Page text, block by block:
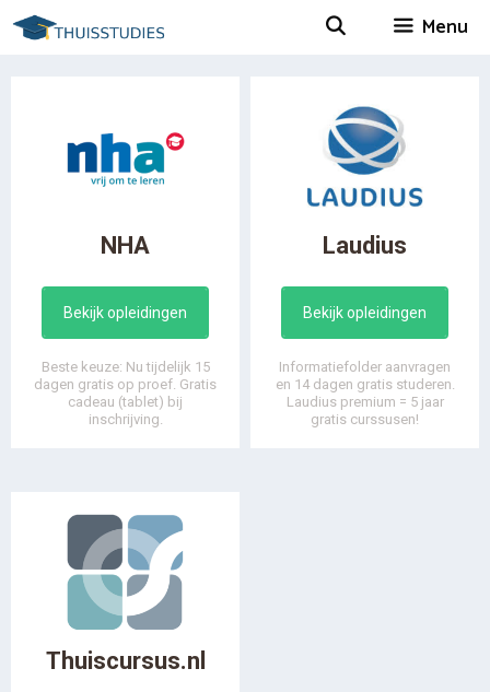
Spring
naar
Menu
NHA
Bekijk opleidingen
Beste keuze: Nu tijdelijk 15
dagen gratis op proef. Gratis
cadeau (tablet) bij
inschrijving.
Laudius
Bekijk opleidingen
Informatiefolder aanvragen
en 14 dagen gratis studeren.
Laudius premium = 5 jaar
gratis curssusen!
Thuiscursus.nl